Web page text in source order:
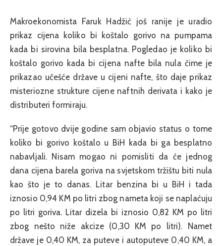
Makroekonomista Faruk Hadžić još ranije je uradio
prikaz cijena koliko bi koštalo gorivo na pumpama
kada bi sirovina bila besplatna. Pogledao je koliko bi
koštalo gorivo kada bi cijena nafte bila nula čime je
prikazao učešće države u cijeni nafte, što daje prikaz
misteriozne strukture cijene naftnih derivata i kako je
distributeri formiraju.
“Prije gotovo dvije godine sam objavio status o tome
koliko bi gorivo koštalo u BiH kada bi ga besplatno
nabavljali. Nisam mogao ni pomisliti da će jednog
dana cijena barela goriva na svjetskom tržištu biti nula
kao što je to danas. Litar benzina bi u BiH i tada
iznosio 0,94 KM po litri zbog nameta koji se naplaćuju
po litri goriva. Litar dizela bi iznosio 0,82 KM po litri
zbog nešto niže akcize (0,30 KM po litri). Namet
države je 0,40 KM, za puteve i autoputeve 0,40 KM, a